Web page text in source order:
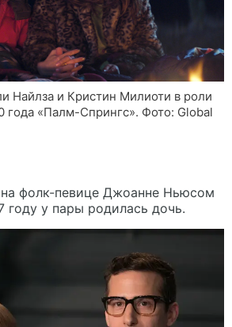
Найлза и Кристин Милиоти в роли
года «Палм-Спрингс». Фото: Global
фолк-певице Джоанне Ньюсом
году у пары родилась дочь.